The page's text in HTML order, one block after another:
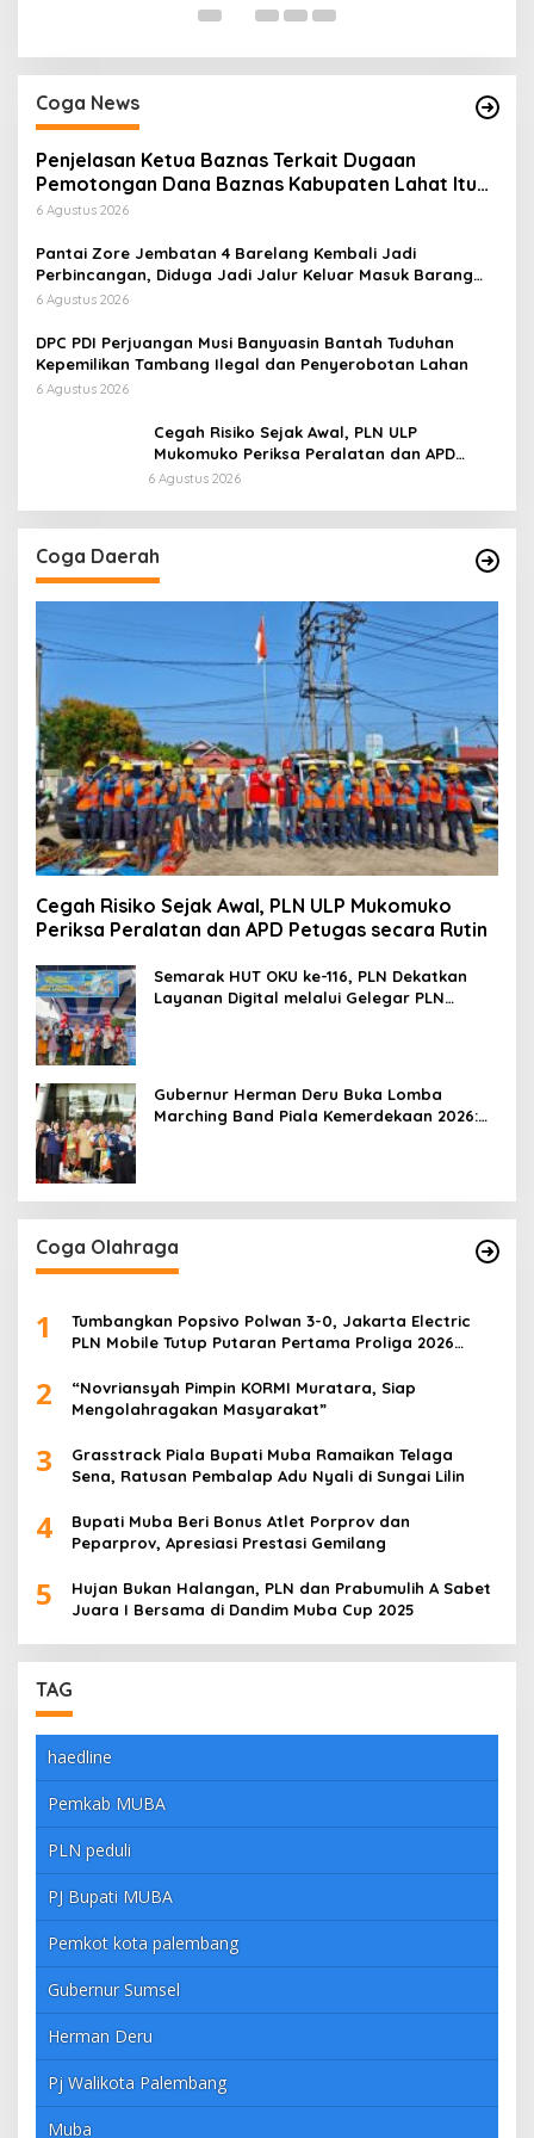
Coga News
Penjelasan Ketua Baznas Terkait Dugaan
Pemotongan Dana Baznas Kabupaten Lahat Itu
Tidak Benar
6 Agustus 2026
Pantai Zore Jembatan 4 Barelang Kembali Jadi
Perbincangan, Diduga Jadi Jalur Keluar Masuk Barang
Tanpa Dokumen Kepabeanan, Nama Berinisial WL
di Kawasan Pesisir
6 Agustus 2026
DPC PDI Perjuangan Musi Banyuasin Bantah Tuduhan
Kepemilikan Tambang Ilegal dan Penyerobotan Lahan
6 Agustus 2026
Cegah Risiko Sejak Awal, PLN ULP
Mukomuko Periksa Peralatan dan APD
Petugas secara Rutin
6 Agustus 2026
Coga Daerah
Cegah Risiko Sejak Awal, PLN ULP Mukomuko
Periksa Peralatan dan APD Petugas secara Rutin
Semarak HUT OKU ke-116, PLN Dekatkan
Layanan Digital melalui Gelegar PLN
Gubernur Herman Deru Buka Lomba
Marching Band Piala Kemerdekaan 2026:
Coga Olahraga
1
Tumbangkan Popsivo Polwan 3-0, Jakarta Electric
PLN Mobile Tutup Putaran Pertama Proliga 2026
2
“Novriansyah Pimpin KORMI Muratara, Siap
Mengolahragakan Masyarakat”
3
Grasstrack Piala Bupati Muba Ramaikan Telaga
Sena, Ratusan Pembalap Adu Nyali di Sungai Lilin
4
Bupati Muba Beri Bonus Atlet Porprov dan
Peparprov, Apresiasi Prestasi Gemilang
5
Hujan Bukan Halangan, PLN dan Prabumulih A Sabet
Juara I Bersama di Dandim Muba Cup 2025
TAG
haedline
Pemkab MUBA
PLN peduli
PJ Bupati MUBA
Pemkot kota palembang
Gubernur Sumsel
Herman Deru
Pj Walikota Palembang
Muba